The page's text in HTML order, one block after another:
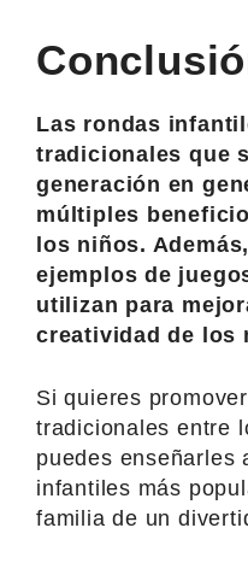
Las rondas
tradicionales que
generación en
múltiples
los niños.
ejemplos de
utilizan para
creatividad de los
Si quieres
tradicionales entre
puedes enseñarles
infantiles más
familia de un